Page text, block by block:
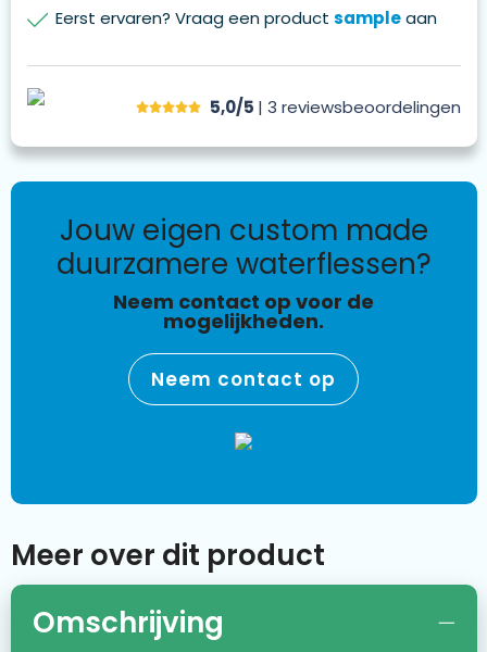
Eerst ervaren? Vraag een product sampleaan
5,0/5 | 3 reviewsbeoordelingen
jouw eigen custom made
duurzamere waterflessen?
Neem contact op voor de
mogelijkheden.
Neem contact op
Meer over dit product
Omschrijving